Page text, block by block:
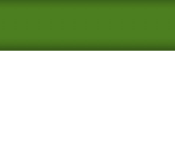
配信を登録す